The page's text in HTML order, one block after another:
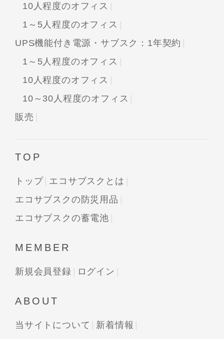
10人程度のオフィス
1～5人程度のオフィス
UPS機能付き電源・サブスク：1年契約
1～5人程度のオフィス
10人程度のオフィス
10～30人程度のオフィス
販売
TOP
トップ
エコサブスクとは
エコサブスクの防災用品
エコサブスクの蓄電池
MEMBER
新規会員登録 ログイン
ABOUT
当サイトについて 新着情報